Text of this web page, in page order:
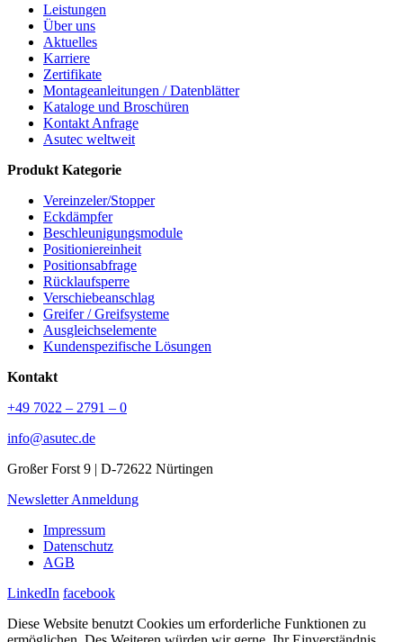
Leistungen
Über uns
Aktuelles
Karriere
Zertifikate
Montageanleitungen / Datenblätter
Kataloge und Broschüren
Kontakt Anfrage
Asutec weltweit
Produkt Kategorie
Vereinzeler/Stopper
Eckdämpfer
Beschleunigungsmodule
Positioniereinheit
Positionsabfrage
Rücklaufsperre
Verschiebeanschlag
Greifer / Greifsysteme
Ausgleichselemente
Kundenspezifische Lösungen
Kontakt
+49 7022 – 2791 – 0
info@asutec.de
Großer Forst 9 | D-72622 Nürtingen
Newsletter Anmeldung
Impressum
Datenschutz
AGB
LinkedIn facebook
Diese Website benutzt Cookies um erforderliche Funktionen zu